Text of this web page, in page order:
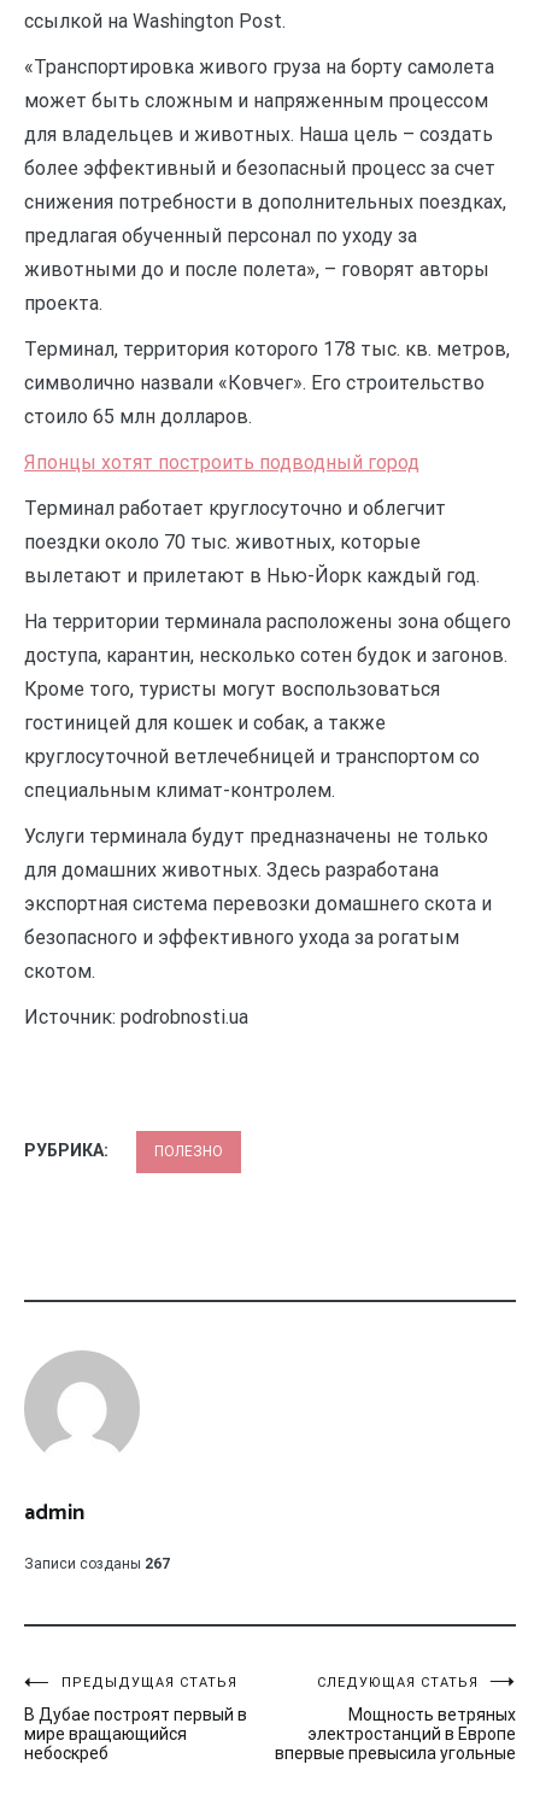
ссылкой на Washington Post.
«Транспортировка живого груза на борту самолета
может быть сложным и напряженным процессом
для владельцев и животных. Наша цель – создать
более эффективный и безопасный процесс за счет
снижения потребности в дополнительных поездках,
предлагая обученный персонал по уходу за
животными до и после полета», – говорят авторы
проекта.
Терминал, территория которого 178 тыс. кв. метров,
символично назвали «Ковчег». Его строительство
стоило 65 млн долларов.
Японцы хотят построить подводный город
Терминал работает круглосуточно и облегчит
поездки около 70 тыс. животных, которые
вылетают и прилетают в Нью-Йорк каждый год.
На территории терминала расположены зона общего
доступа, карантин, несколько сотен будок и загонов.
Кроме того, туристы могут воспользоваться
гостиницей для кошек и собак, а также
круглосуточной ветлечебницей и транспортом со
специальным климат-контролем.
Услуги терминала будут предназначены не только
для домашних животных. Здесь разработана
экспортная система перевозки домашнего скота и
безопасного и эффективного ухода за рогатым
скотом.
Источник: podrobnosti.ua
РУБРИКА: ПОЛЕЗНО
admin
Записи созданы 267
Навигация
по
ПРЕДЫДУЩАЯ СТАТЬЯ
В Дубае построят первый в
мире вращающийся
небоскреб
СЛЕДУЮЩАЯ СТАТЬЯ
Мощность ветряных
электростанций в Европе
впервые превысила угольные